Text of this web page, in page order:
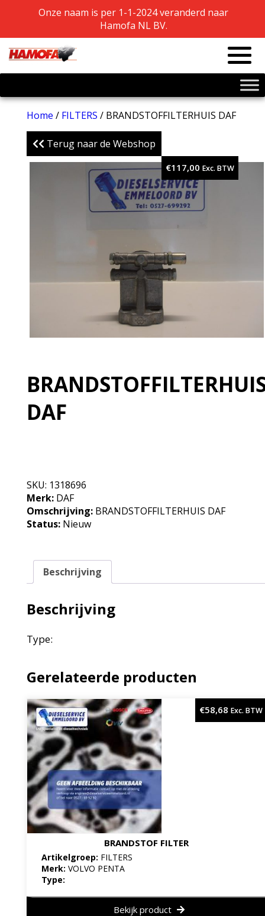
Onze naam is per 1-1-2024 veranderd naar
Hamofa NL BV.
Onze naam is per 1-1-2024 veranderd naar
Hamofa NL BV.
Home / FILTERS / BRANDSTOFFILTERHUIS DAF
Terug naar de Webshop
DAF
€117,00 Exc. BTW
SKU: 1318696
Merk:DAF
Omschrijving:BRANDSTOFFILTERHUIS DAF
Status:Nieuw
Beschrijving
Beschrijving
Type:
Gerelateerde producten
BRANDSTOF FILTER
Artikelgroep: FILTERS
Merk: VOLVO PENTA
Type:
€58,68 Exc. BTW
Bekijk product